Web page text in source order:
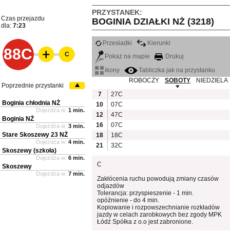
PRZYSTANEK:
BOGINIA DZIAŁKI NŻ (3218)
Czas przejazdu
dla: 7:23
88C
Przesiadki
Kierunki
Pokaż na mapie
Drukuj
ikony
Tabliczka jak na przystanku
ROBOCZY
SOBOTY
NIEDZIELA
7
27C
10
07C
12
47C
16
07C
18
18C
21
32C
C
Zakłócenia ruchu powodują zmiany czasów
odjazdów
Tolerancja: przyspieszenie - 1 min.
opóźnienie - do 4 min.
Kopiowanie i rozpowszechnianie rozkładów
jazdy w celach zarobkowych bez zgody MPK
Łódź Spółka z o.o jest zabronione.
C
Poprzednie przystanki
Boginia chłodnia NŻ
Dojeżdża w: 1 min.
Boginia NŻ
Dojeżdża w: 3 min.
Stare Skoszewy 23 NŻ
Dojeżdża w: 4 min.
Skoszewy (szkoła)
Dojeżdża w: 6 min.
Skoszewy
Dojeżdża w: 7 min.